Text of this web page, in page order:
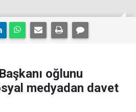
oğlunu
medyadan davet